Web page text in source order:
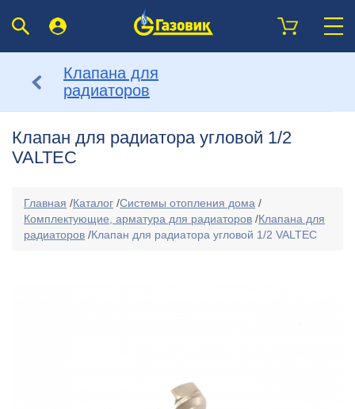
Клапана для
радиаторов
Клапан для радиатора угловой 1/2
VALTEC
Главная /Каталог /Системы отопления дома /
Комплектующие, арматура для радиаторов /Клапана для
радиаторов /Клапан для радиатора угловой 1/2 VALTEC